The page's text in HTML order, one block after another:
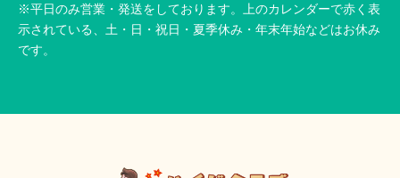
※平日のみ営業・発送をしております。上のカレンダーで赤く表
示されている、土・日・祝日・夏季休み・年末年始などはお休み
です。